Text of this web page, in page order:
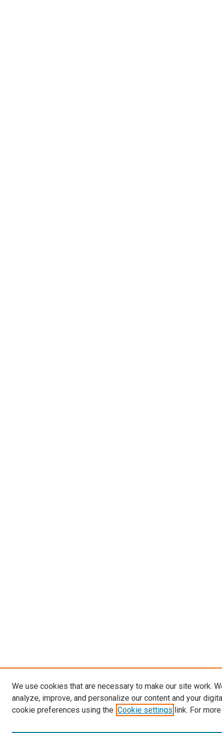
We use cookies that are necessary to make our site work.
analyze, improve, and personalize our content and your
cookie preferences using the Cookie settings link. For